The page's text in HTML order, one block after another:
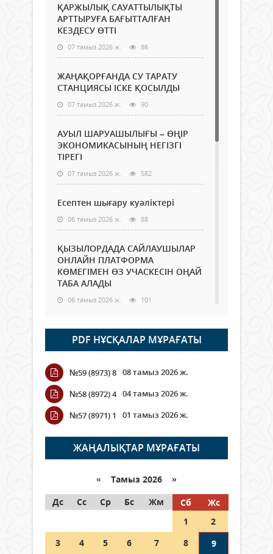
ҚАРЖЫЛЫҚ САУАТТЫЛЫҚТЫ
АРТТЫРУҒА БАҒЫТТАЛҒАН
КЕЗДЕСУ ӨТТІ
07 тамыз 2026 ж. 86
ЖАҢАҚОРҒАНДА СУ ТАРАТУ
СТАНЦИЯСЫ ІСКЕ ҚОСЫЛДЫ
07 тамыз 2026 ж. 90
АУЫЛ ШАРУАШЫЛЫҒЫ – ӨҢІР
ЭКОНОМИКАСЫНЫҢ НЕГІЗГІ
ТІРЕГІ
07 тамыз 2026 ж. 582
Есептен шығару куәліктері
06 тамыз 2026 ж. 88
ҚЫЗЫЛОРДАДА САЙЛАУШЫЛАР
ОНЛАЙН ПЛАТФОРМА
КӨМЕГІМЕН ӨЗ УЧАСКЕСІН ОҢАЙ
ТАБА АЛАДЫ
06 тамыз 2026 ж. 101
Open Air: Қызылорда облысы
полиция департаменті 20
мыңнан астам көрерменнің
қауіпсіздігін қамтамасыз етті
06 тамыз 2026 ж.
Wi-Fi ҚАБЫРҒА АРҚЫЛЫ ҚАЛАЙ
ӨТЕДІ?
06 тамыз 2026 ж. 278
граждане Казахстана,
05 тамыз 2026 ж. 160
Шетелде жүрген Қазақстан
азаматтары қалай дауыс бере
PDF НҰСҚАЛАР МҰРАҒАТЫ
№59 (8973) 8 08 тамыз 2026 ж.
№58 (8972) 4 04 тамыз 2026 ж.
№57 (8971) 1
01 тамыз 2026 ж.
ЖАҢАЛЫҚТАР МҰРАҒАТЫ
« Тамыз 2026 »
Дс
Сс Ср Бс Жм Сб
Жс
1
2
3
4 5 6 7 8
9